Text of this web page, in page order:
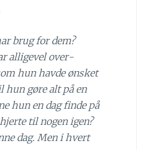
brug for dem?
alligevel over­
hun havde ønsket
hun gøre alt på en
hun en dag finde på
til nogen igen?
dag. Men i hvert